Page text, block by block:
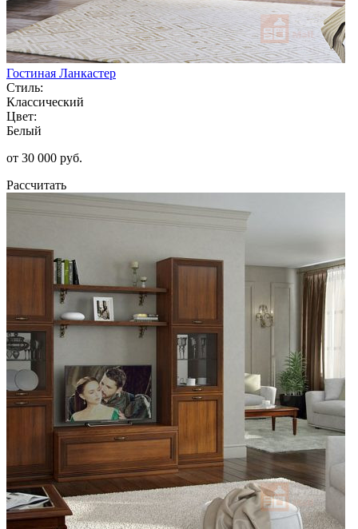
Гостиная Ланкастер
Стиль:
Классический
Цвет:
Белый
от 30 000 руб.
Рассчитать